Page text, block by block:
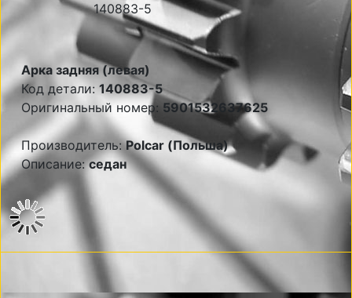
Арка задняя (левая)
Код детали: 140883-5
Оригинальный номер: 5901532637625
Производитель:Polcar (Польша)
Описание:седан